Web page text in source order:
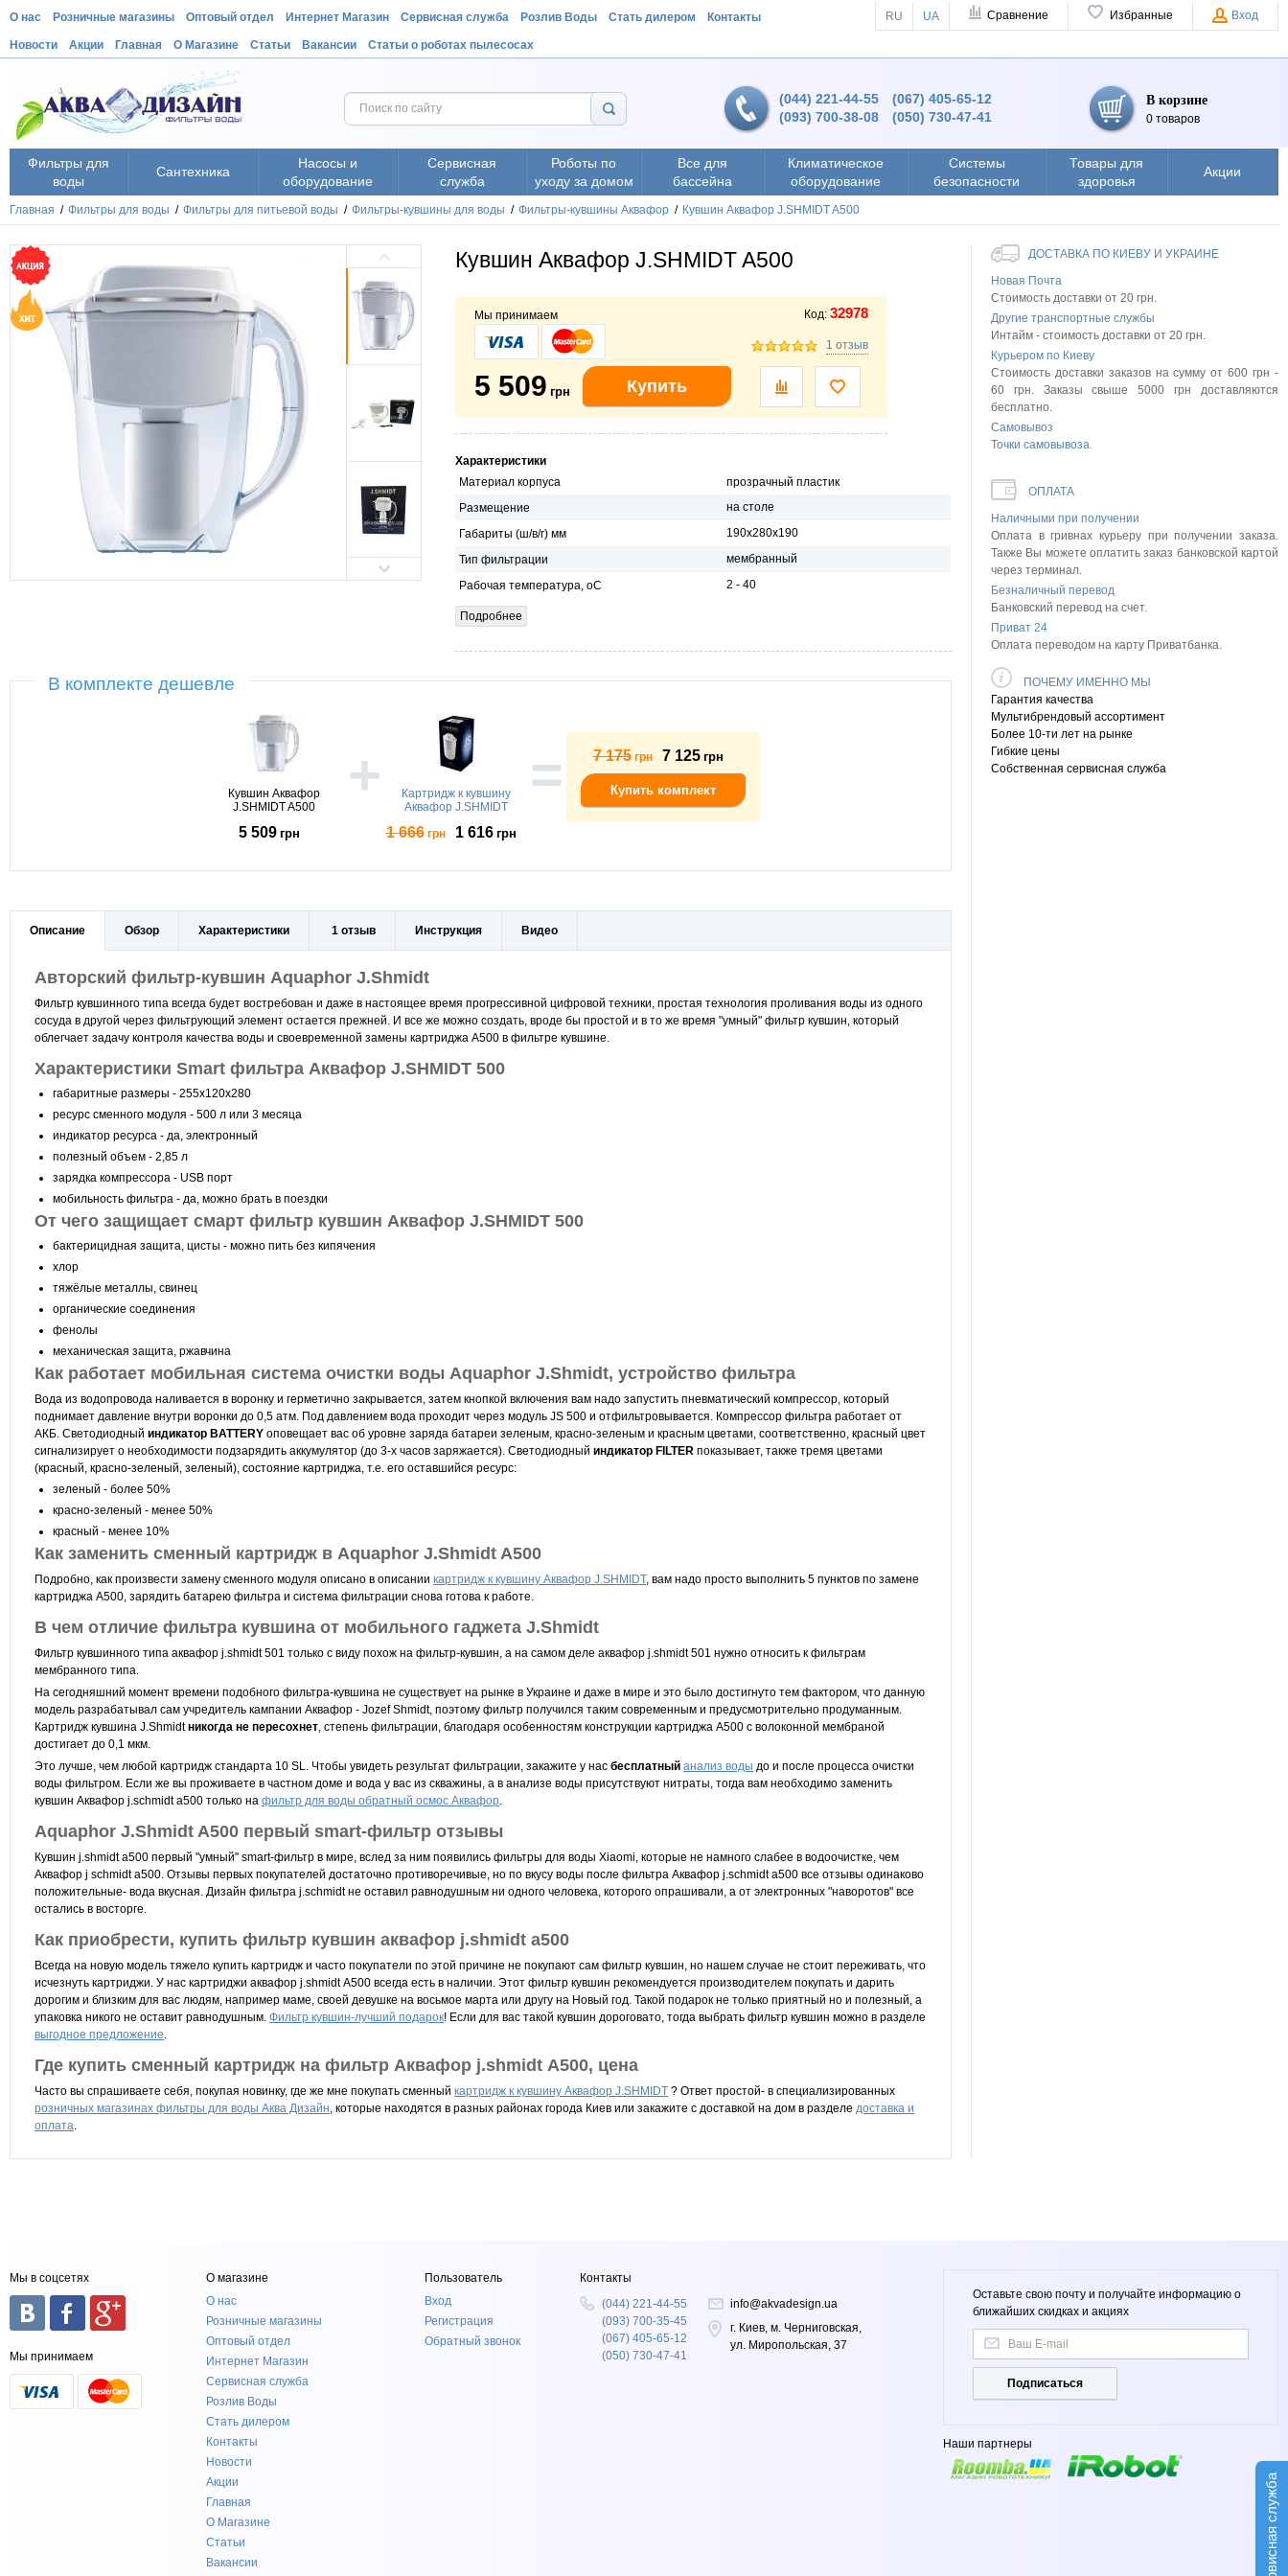
Сервисная служба
О нас Розничные магазины Оптовый отдел Интернет Магазин Сервисная служба Розлив Воды Стать дилером Контакты
Новости Акции Главная О Магазине Статьи Вакансии Статьи о роботах пылесосах
RU UA Сравнение Избранные Вход
(044) 221-44-55
(093) 700-38-08
(067) 405-65-12
(050) 730-47-41
В корзине
0 товаров
Фильтры для
воды
Сантехника
Насосы и
оборудование
Сервисная
служба
Роботы по
уходу за домом
Все для
бассейна
Климатическое
оборудование
Системы
безопасности
Товары для
здоровья
Акции
Главная / Фильтры для воды / Фильтры для питьевой воды / Фильтры-кувшины для воды / Фильтры-кувшины Аквафор / Кувшин Аквафор J.SHMIDT A500
ДОСТАВКА ПО КИЕВУ И УКРАИНЕ
Новая Почта
Стоимость доставки от 20 грн.
Другие транспортные службы
Интайм - стоимость доставки от 20 грн.
Курьером по Киеву
Стоимость доставки заказов на сумму от 600 грн -
60 грн. Заказы свыше 5000 грн доставляются
бесплатно.
Самовывоз
Точки самовывоза.
ОПЛАТА
Наличными при получении
Оплата в гривнах курьеру при получении заказа.
Также Вы можете оплатить заказ банковской картой
через терминал.
Безналичный перевод
Банковский перевод на счет.
Приват 24
Оплата переводом на карту Приватбанка.
ПОЧЕМУ ИМЕННО МЫ
Гарантия качества
Мультибрендовый ассортимент
Более 10-ти лет на рынке
Гибкие цены
Собственная сервисная служба
Кувшин Аквафор J.SHMIDT A500
Код: 32978
Мы принимаем
5 509 грн Купить
1 отзыв
Характеристики
Материал корпуса
прозрачный пластик
Размещение
на столе
Габариты (ш/в/г) мм
190х280х190
Тип фильтрации
мембранный
Рабочая температура, оС
2 - 40
Подробнее
В комплекте дешевле
Кувшин Аквафор
J.SHMIDT A500
5 509 грн
+
Картридж к кувшину
Аквафор J.SHMIDT
1 666 грн 1 616 грн
= 7 175 грн 7 125 грн
Купить комплект
Описание Обзор Характеристики 1 отзыв Инструкция Видео
Авторский фильтр-кувшин Aquaphor J.Shmidt
Фильтр кувшинного типа всегда будет востребован и даже в настоящее время прогрессивной цифровой техники, простая технология проливания воды из одного
сосуда в другой через фильтрующий элемент остается прежней. И все же можно создать, вроде бы простой и в то же время "умный" фильтр кувшин, который
облегчает задачу контроля качества воды и своевременной замены картриджа А500 в фильтре кувшине.
Характеристики Smart фильтра Аквафор J.SHMIDT 500
габаритные размеры - 255х120х280
ресурс сменного модуля - 500 л или 3 месяца
индикатор ресурса - да, электронный
полезный объем - 2,85 л
зарядка компрессора - USB порт
мобильность фильтра - да, можно брать в поездки
От чего защищает смарт фильтр кувшин Аквафор J.SHMIDT 500
бактерицидная защита, цисты - можно пить без кипячения
хлор
тяжёлые металлы, свинец
органические соединения
фенолы
механическая защита, ржавчина
Как работает мобильная система очистки воды Aquaphor J.Shmidt, устройство фильтра
Вода из водопровода наливается в воронку и герметично закрывается, затем кнопкой включения вам надо запустить пневматический компрессор, который
поднимает давление внутри воронки до 0,5 атм. Под давлением вода проходит через модуль JS 500 и отфильтровывается. Компрессор фильтра работает от
АКБ. Светодиодныйиндикатор BATTERY оповещает вас об уровне заряда батареи зеленым, красно-зеленым и красным цветами, соответственно, красный цвет
сигнализирует о необходимости подзарядить аккумулятор (до 3-х часов заряжается). Светодиодныйиндикатор FILTERпоказывает, также тремя цветами
(красный, красно-зеленый, зеленый), состояние картриджа, т.е. его оставшийся ресурс:
зеленый - более 50%
красно-зеленый - менее 50%
красный - менее 10%
Как заменить сменный картридж в Aquaphor J.Shmidt A500
Подробно, как произвести замену сменного модуля описано в описаниикартридж к кувшину Аквафор J.SHMIDT, вам надо просто выполнить 5 пунктов по замене
картриджа А500, зарядить батарею фильтра и система фильтрации снова готова к работе.
В чем отличие фильтра кувшина от мобильного гаджета J.Shmidt
Фильтр кувшинного типа аквафор j.shmidt 501 только с виду похож на фильтр-кувшин, а на самом деле аквафор j.shmidt 501 нужно относить к фильтрам
мембранного типа.
На сегодняшний момент времени подобного фильтра-кувшина не существует на рынке в Украине и даже в мире и это было достигнуто тем фактором, что данную
модель разрабатывал сам учредитель кампании Аквафор - Jozef Shmidt, поэтому фильтр получился таким современным и предусмотрительно продуманным.
Картридж кувшина J.Shmidtникогда не пересохнет, степень фильтрации, благодаря особенностям конструкции картриджа А500 с волоконной мембраной
достигает до 0,1 мкм.
Это лучше, чем любой картридж стандарта 10 SL. Чтобы увидеть результат фильтрации, закажите у насбесплатный анализ воды до и после процесса очистки
воды фильтром. Если же вы проживаете в частном доме и вода у вас из скважины, а в анализе воды присутствуют нитраты, тогда вам необходимо заменить
кувшин Аквафор j.schmidt a500 только нафильтр для воды обратный осмос Аквафор.
Aquaphor J.Shmidt A500 первый smart-фильтр отзывы
Кувшин j.shmidt a500 первый "умный" smart-фильтр в мире, вслед за ним появились фильтры для воды Xiaomi, которые не намного слабее в водоочистке, чем
Аквафор j schmidt a500. Отзывы первых покупателей достаточно противоречивые, но по вкусу воды после фильтра Аквафор j.schmidt a500 все отзывы одинаково
положительные- вода вкусная. Дизайн фильтра j.schmidt не оставил равнодушным ни одного человека, которого опрашивали, а от электронных "наворотов" все
остались в восторге.
Как приобрести, купить фильтр кувшин аквафор j.shmidt а500
Всегда на новую модель тяжело купить картридж и часто покупатели по этой причине не покупают сам фильтр кувшин, но нашем случае не стоит переживать, что
исчезнуть картриджи. У нас картриджи аквафор j.shmidt А500 всегда есть в наличии. Этот фильтр кувшин рекомендуется производителем покупать и дарить
дорогим и близким для вас людям, например маме, своей девушке на восьмое марта или другу на Новый год. Такой подарок не только приятный но и полезный, а
упаковка никого не оставит равнодушным.Фильтр кувшин-лучший подарок! Если для вас такой кувшин дороговато, тогда выбрать фильтр кувшин можно в разделе
выгодное предложение.
Где купить сменный картридж на фильтр Аквафор j.shmidt А500, цена
Часто вы спрашиваете себя, покупая новинку, где же мнепокупать сменныйкартридж к кувшину Аквафор J.SHMIDT ? Ответ простой- в специализированных
розничных магазинах фильтры для воды Аква Дизайн, которые находятся в разных районах города Киев или закажите с доставкой на дом в разделедоставка и
оплата.
Мы в соцсетях
Мы принимаем
О магазине
О нас
Розничные магазины
Оптовый отдел
Интернет Магазин
Сервисная служба
Розлив Воды
Стать дилером
Контакты
Новости
Акции
Главная
О Магазине
Статьи
Вакансии
Пользователь
Вход
Регистрация
Обратный звонок
Контакты
(044) 221-44-55
(093) 700-35-45
(067) 405-65-12
(050) 730-47-41
info@akvadesign.ua
г. Киев, м. Черниговская,
ул. Миропольская, 37
Оставьте свою почту и получайте информацию о
ближайших скидках и акциях
Подписаться
Наши партнеры